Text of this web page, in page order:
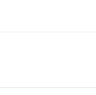
1 (2025-08-12)